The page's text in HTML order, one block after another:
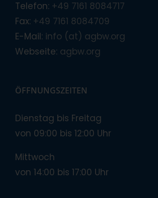
Telefon: +49 7161 8084717
Fax: +49 7161 8084709
E-Mail: info (at) agbw.org
Webseite: agbw.org
ÖFFNUNGSZEITEN
Dienstag bis Freitag
von 09:00 bis 12:00 Uhr
Mittwoch
von 14:00 bis 17:00 Uhr